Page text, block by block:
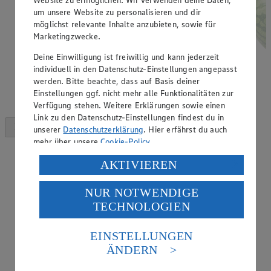
um unsere Website zu personalisieren und dir
möglichst relevante Inhalte anzubieten, sowie für
Marketingzwecke.
Deine Einwilligung ist freiwillig und kann jederzeit
individuell in den Datenschutz-Einstellungen angepasst
werden. Bitte beachte, dass auf Basis deiner
Einstellungen ggf. nicht mehr alle Funktionalitäten zur
Verfügung stehen. Weitere Erklärungen sowie einen
Link zu den Datenschutz-Einstellungen findest du in
unserer Datenschutzerklärung. Hier erfährst du auch
mehr über unsereCookie-Policy.
Verarbeitung deiner personenbezogenen Daten in den
USA durch Facebook und YouTube:
Wenn du auf „Aktivieren“ klickst, willigst du im Sinne
des Art. 49 Abs. 1 Satz 1 lit. a) DSGVO ein, dass deine
Daten in den USA verarbeitet werden. Der EuGH sieht
die USA als Land mit einem nach europäischen
Standards nicht angemessenen Datenschutzniveau an.
Es besteht das Risiko eines Zugriffs durch US-
AKTIVIEREN
NUR NOTWENDIGE
TECHNOLOGIEN
EINSTELLUNGEN
ÄNDERN